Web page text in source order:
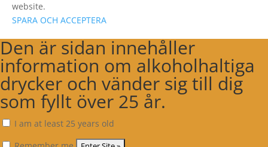
website.
SPARA OCH ACCEPTERA
Den är sidan innehåller
information om alkoholhaltiga
drycker och vänder sig till dig
som fyllt över 25 år.
I am at least 25 years old